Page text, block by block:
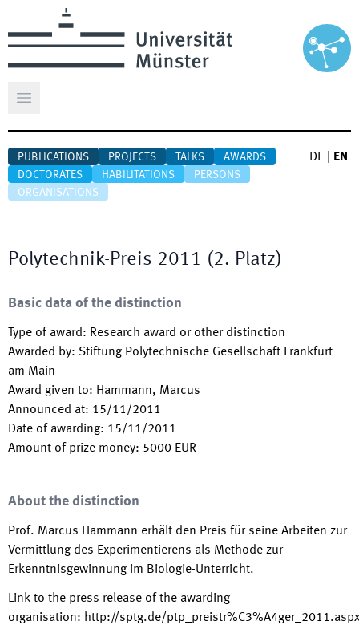
Open main menu
PUBLICATIONS PROJECTS TALKS
AWARDS
DOCTORATES
HABILITATIONS
PERSONS
ORGANISATIONS
DE EN
Polytechnik-Preis 2011 (2. Platz)
Basic data of the distinction
Type of award: Research award or other distinction
Awarded by: Stiftung Polytechnische Gesellschaft Frankfurt
am Main
Award given to: Hammann, Marcus
Announced at: 15/11/2011
Date of awarding: 15/11/2011
Amount of prize money: 5000 EUR
About the distinction
Prof. Marcus Hammann erhält den Preis für seine Arbeiten zur
Vermittlung des Experimentierens als Methode zur
Erkenntnisgewinnung im Biologie-Unterricht.
Link to the press release of the awarding
organisation: http://sptg.de/ptp_preistr%C3%A4ger_2011.aspx